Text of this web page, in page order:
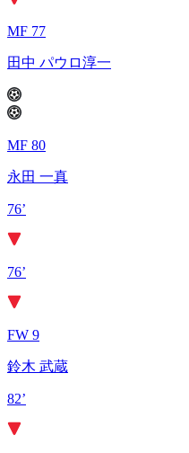
MF 77
田中 パウロ淳一
MF 80
永田 一真
76’
76’
FW 9
鈴木 武蔵
82’